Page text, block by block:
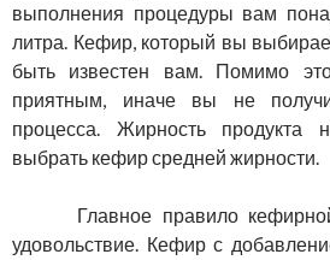
выполнения процедуры вам
литра. Кефир, который вы
быть известен вам. Помимо
приятным, иначе вы не
процесса. Жирность
выбрать кефир средней жирности.
Главное правило кефирной
удовольствие. Кефир с